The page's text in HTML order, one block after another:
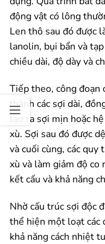
động vật có lông
Len thô sau đó được
lanolin, bụi bẩn và
chiều dài, độ dày và
Tiếp theo, công đoạn
thành các sợi dài,
tạo ra sợi mịn hoặc
xù. Sợi sau đó được
và cuối cùng, các
xù và làm giảm độ co
kết cấu và khả năng
Nhờ cấu trúc sợi độc
thể hiện một loạt các
khả năng cách nhiệt